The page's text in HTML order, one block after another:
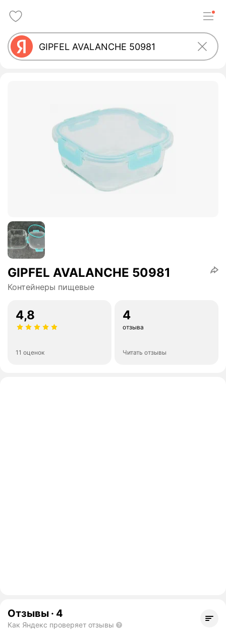
GIPFEL AVALANCHE 50981
Контейнеры пищевые
4,8
11 оценок
4
отзыва
Читать отзывы
Отзывы · 4
Как Яндекс проверяет отзывы